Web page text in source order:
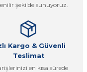
şekilde sunuyoruz.
Kargo & Güvenli
Teslimat
en kısa sürede